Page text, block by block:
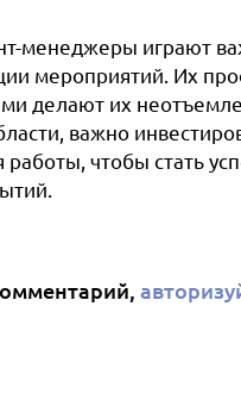
менеджеры играют
мероприятий. Их
делают их
важно
работы, чтобы стать